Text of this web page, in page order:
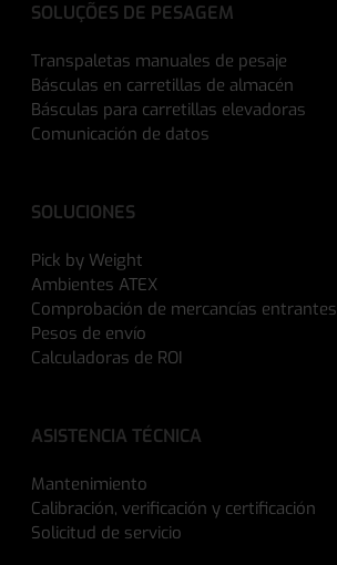
SOLUÇÕES DE PESAGEM
Transpaletas manuales de pesaje
Básculas en carretillas de almacén
Básculas para carretillas elevadoras
Comunicación de datos
SOLUCIONES
Pick by Weight
Ambientes ATEX
Comprobación de mercancías entrantes
Pesos de envío
Calculadoras de ROI
ASISTENCIA TÉCNICA
Mantenimiento
Calibración, verificación y certificación
Solicitud de servicio